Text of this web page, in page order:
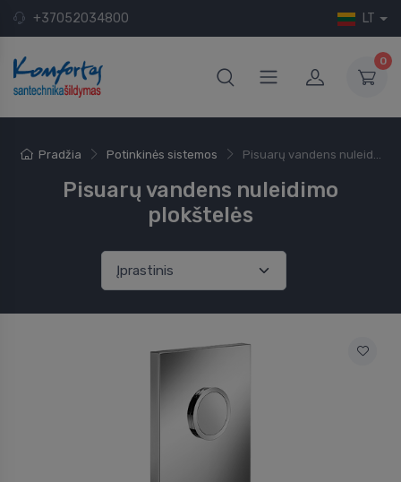
+37052034800 LT
0
Pradžia Potinkinės sistemos Pisuarų vandens nuleid...
Pisuarų vandens nuleidimo
plokštelės